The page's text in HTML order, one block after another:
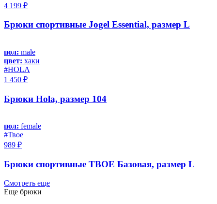
4 199 ₽
Брюки спортивные Jogel Essential, размер L
пол: male
цвет: хаки
#HOLA
1 450 ₽
Брюки Hola, размер 104
пол: female
#Твое
989 ₽
Брюки спортивные ТВОЕ Базовая, размер L
Смотреть еще
Еще брюки